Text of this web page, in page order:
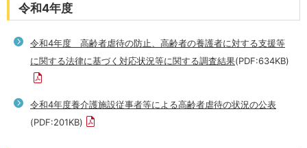
令和4年度
令和4年度 高齢者虐待の防止、高齢者の養護者に対する支援等
に関する法律に基づく対応状況等に関する調査結果(PDF:634KB)
令和4年度養介護施設従事者等による高齢者虐待の状況の公表
(PDF:201KB)